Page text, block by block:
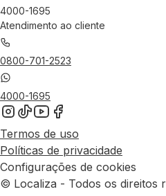
4000-1695
Atendimento ao cliente
0800-701-2523
4000-1695
Termos de uso
Políticas de privacidade
Configurações de cookies
© Localiza - Todos os direitos